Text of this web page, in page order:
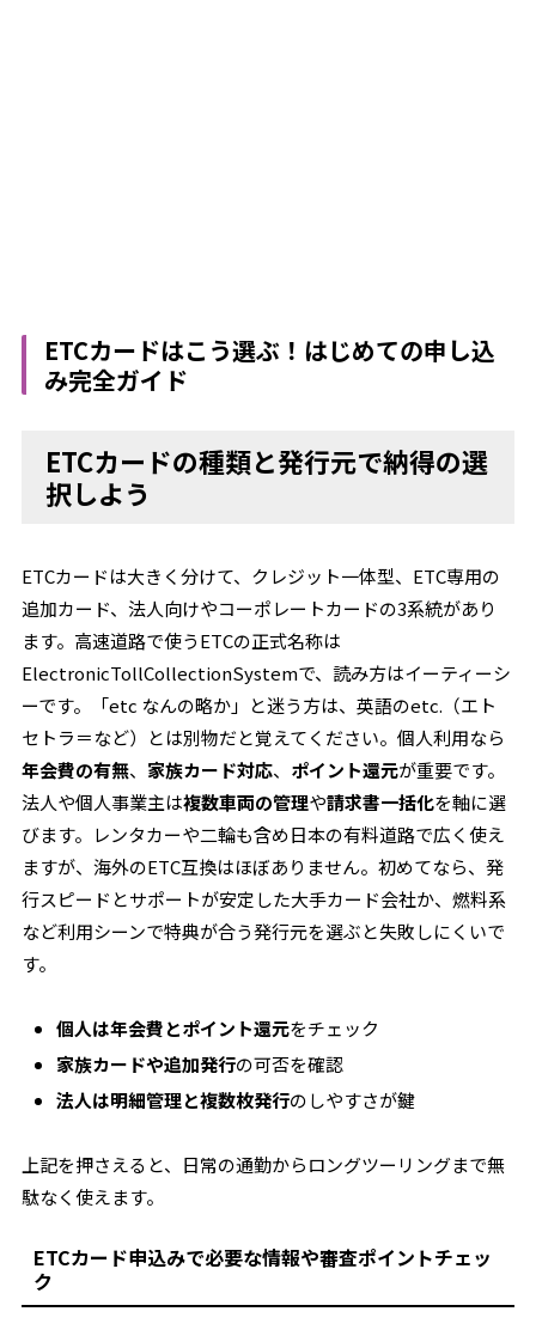
ETCカードはこう選ぶ！はじめての申し込
み完全ガイド
ETCカードの種類と発行元で納得の選
択しよう
ETCカードは大きく分けて、クレジット一体型、ETC専用の
追加カード、法人向けやコーポレートカードの3系統があり
ます。高速道路で使うETCの正式名称は
ElectronicTollCollectionSystemで、読み方はイーティーシ
ーです。「etc なんの略か」と迷う方は、英語のetc.（エト
セトラ＝など）とは別物だと覚えてください。個人利用なら
年会費の有無、 家族カード対応、 ポイント還元が重要です。
法人や個人事業主は複数車両の管理や請求書一括化を軸に選
びます。レンタカーや二輪も含め日本の有料道路で広く使え
ますが、海外のETC互換はほぼありません。初めてなら、発
行スピードとサポートが安定した大手カード会社か、燃料系
など利用シーンで特典が合う発行元を選ぶと失敗しにくいで
す。
個人は年会費とポイント還元をチェック
家族カードや追加発行の可否を確認
法人は明細管理と複数枚発行のしやすさが鍵
上記を押さえると、日常の通勤からロングツーリングまで無
駄なく使えます。
ETCカード申込みで必要な情報や審査ポイントチェッ
ク